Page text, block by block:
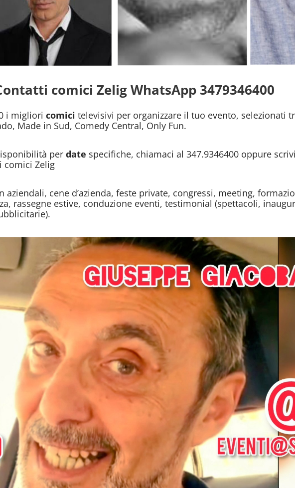
comici Zelig WhatsApp 3479346400
i miglioricomici televisivi per organizzare il tuo evento, selezionati
Made in Sud, Comedy Central, Only Fun.
perdate specifiche, chiamaci al 347.9346400 oppure
comici Zelig
aziendali, cene d’azienda, feste private, congressi, meeting,
rassegne estive, conduzione eventi, testimonial (spettacoli,